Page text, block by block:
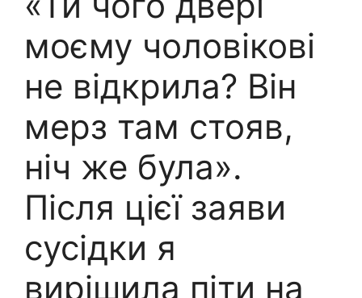
моєму чоловікові
не відкрила? Він
мерз там стояв,
ніч же була».
Після цієї заяви
сусідки я
вирішила піти на